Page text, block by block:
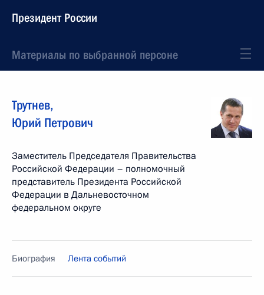
Президент России
Материалы по выбранной персоне
Трутнев,
Юрий Петрович
Заместитель Председателя Правительства
Российской Федерации – полномочный
представитель Президента Российской
Федерации в Дальневосточном
федеральном округе
Биография Лента событий